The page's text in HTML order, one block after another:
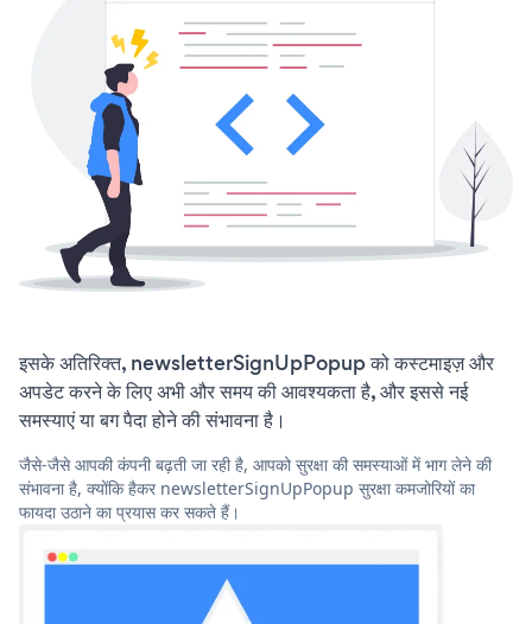
इसके अतिरिक्त, newsletterSignUpPopup को कस्टमाइज़ और
अपडेट करने के लिए अभी और समय की आवश्यकता है, और इससे नई
समस्याएं या बग पैदा होने की संभावना है।
जैसे-जैसे आपकी कंपनी बढ़ती जा रही है, आपको सुरक्षा की समस्याओं में भाग लेने की
संभावना है, क्योंकि हैकर newsletterSignUpPopup सुरक्षा कमजोरियों का
फायदा उठाने का प्रयास कर सकते हैं।